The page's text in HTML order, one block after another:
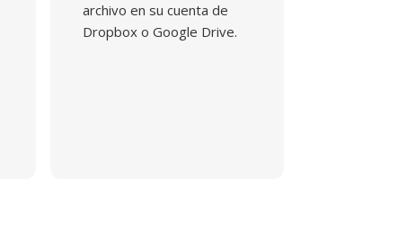
archivo en su cuenta de
Dropbox o Google Drive.